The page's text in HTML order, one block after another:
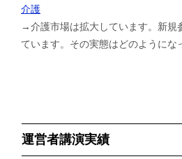
介護
→介護市場は拡大しています。新規
ています。その実態はどのようにな
運営者講演実績